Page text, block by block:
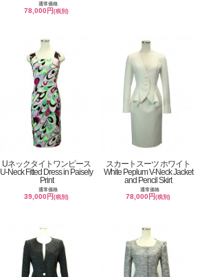
通常価格
78,000円(税別)
Uネックタイトワンピース
U-Neck Fitted Dress in Paisely
Print
通常価格
39,000円(税別)
スカートスーツ ホワイト
White Peplum V-Neck Jacket
and Pencil Skirt
通常価格
78,000円(税別)